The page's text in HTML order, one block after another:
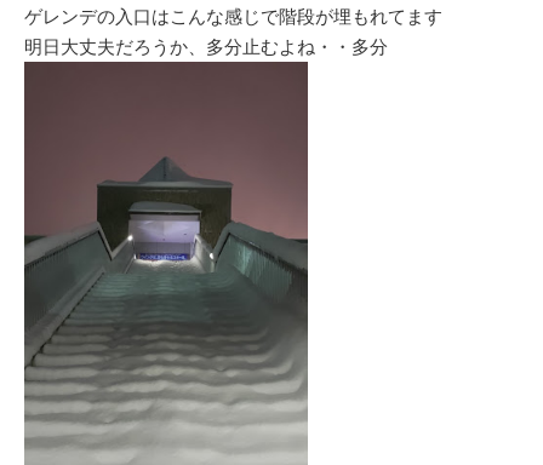
ゲレンデの入口はこんな感じで階段が埋もれてます
明日大丈夫だろうか、多分止むよね・・多分